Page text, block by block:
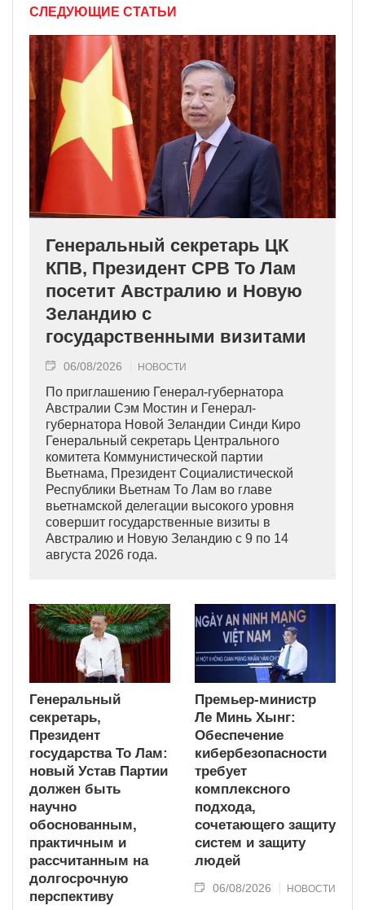
СЛЕДУЮЩИЕ СТАТЬИ
Генеральный секретарь ЦК
КПВ, Президент СРВ То Лам
посетит Австралию и Новую
Зеландию с
государственными визитами
06/08/2026 НОВОСТИ
По приглашению Генерал-губернатора
Австралии Сэм Мостин и Генерал-
губернатора Новой Зеландии Синди Киро
Генеральный секретарь Центрального
комитета Коммунистической партии
Вьетнама, Президент Социалистической
Республики Вьетнам То Лам во главе
вьетнамской делегации высокого уровня
совершит государственные визиты в
Австралию и Новую Зеландию с 9 по 14
августа 2026 года.
Генеральный
секретарь,
Президент
государства То Лам:
новый Устав Партии
должен быть
научно
обоснованным,
практичным и
рассчитанным на
долгосрочную
перспективу
Премьер-министр
Ле Минь Хынг:
Обеспечение
кибербезопасности
требует
комплексного
подхода,
сочетающего защиту
систем и защиту
людей
06/08/2026 НОВОСТИ